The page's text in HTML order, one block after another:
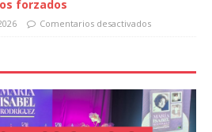
forzados
Comentarios desactivados